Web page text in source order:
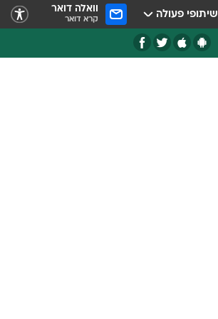
שיתופי פעולה וואלה דואר
קרא דואר